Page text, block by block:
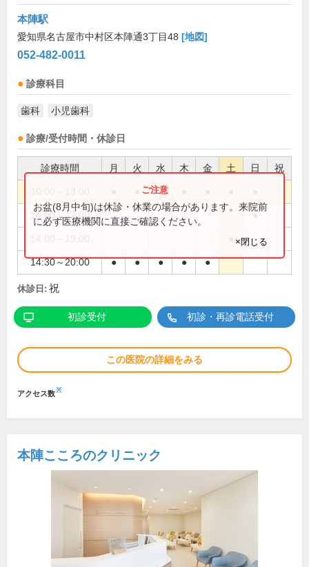
本陣駅
愛知県名古屋市中村区本陣通3丁目48 [地図]
052-482-0011
診療科目
歯科 小児歯科
診療/受付時間・休診日
診療時間 月 火 水 木 金 土 日 祝
●
14:00～17:00 ●
14:30～20:00 ● ● ● ● ●
お盆(8月中旬)は休診・休業の場合があります。来院前
に必ず医療機関に直接ご確認ください。
×閉じる
休診日: 祝
初診受付 初診・再診電話受付
この医院の詳細をみる
アクセス数※
本陣こころのクリニック